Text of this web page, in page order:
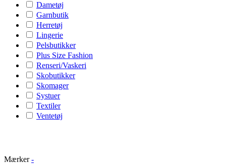
Dametøj
Garnbutik
Herretøj
Lingerie
Pelsbutikker
Plus Size Fashion
Renseri/Vaskeri
Skobutikker
Skomager
Systuer
Textiler
Ventetøj
Mærker -